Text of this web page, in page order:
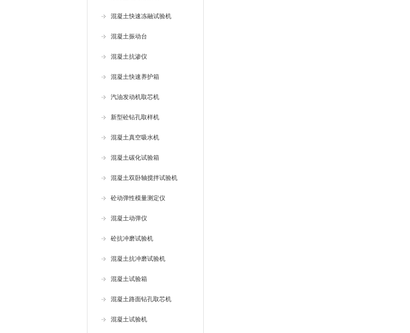
混凝土快速冻融试验机
混凝土振动台
混凝土抗渗仪
混凝土快速养护箱
汽油发动机取芯机
新型砼钻孔取样机
混凝土真空吸水机
混凝土碳化试验箱
混凝土双卧轴搅拌试验机
砼动弹性模量测定仪
混凝土动弹仪
砼抗冲磨试验机
混凝土抗冲磨试验机
混凝土试验箱
混凝土路面钻孔取芯机
混凝土试验机